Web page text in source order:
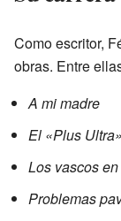
Como escritor,
obras. Entre
A mi madre
El «Plus
Los vascos
Problemas